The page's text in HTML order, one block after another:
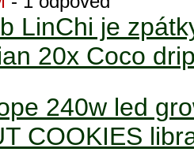
LinChi je
20x Coco
240w led
COOKIES